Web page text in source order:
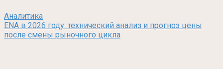
Аналитика
ENA в 2026 году: технический анализ и прогноз цены
после смены рыночного цикла